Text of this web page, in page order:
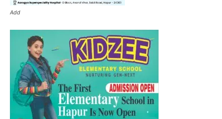
Add